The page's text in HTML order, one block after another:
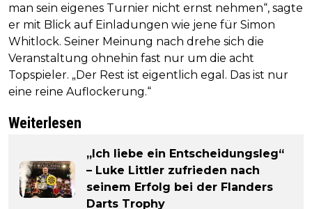
man sein eigenes Turnier nicht ernst nehmen“, sagte
er mit Blick auf Einladungen wie jene für Simon
Whitlock. Seiner Meinung nach drehe sich die
Veranstaltung ohnehin fast nur um die acht
Topspieler. „Der Rest ist eigentlich egal. Das ist nur
eine reine Auflockerung.“
Weiterlesen
„Ich liebe ein Entscheidungsleg“
– Luke Littler zufrieden nach
seinem Erfolg bei der Flanders
Darts Trophy